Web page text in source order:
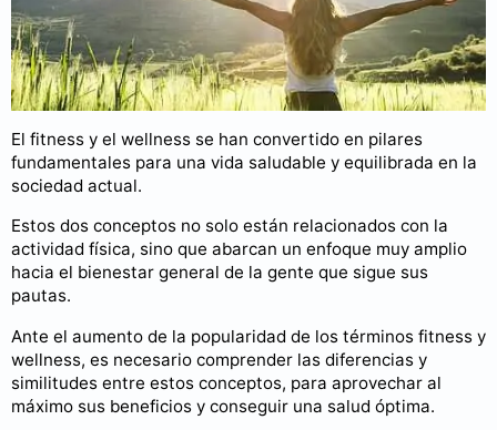
El fitness y el wellness se han convertido en pilares
fundamentales para una vida saludable y equilibrada en la
sociedad actual.
Estos dos conceptos no solo están relacionados con la
actividad física, sino que abarcan un enfoque muy amplio
hacia el bienestar general de la gente que sigue sus
pautas.
Ante el aumento de la popularidad de los términos fitness y
wellness, es necesario comprender las diferencias y
similitudes entre estos conceptos, para aprovechar al
máximo sus beneficios y conseguir una salud óptima.